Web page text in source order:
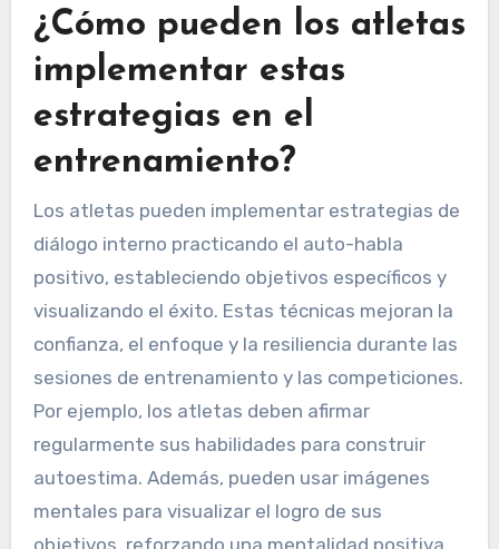
¿Cómo pueden los atletas
implementar estas
estrategias en el
entrenamiento?
Los atletas pueden implementar estrategias de
diálogo interno practicando el auto-habla
positivo, estableciendo objetivos específicos y
visualizando el éxito. Estas técnicas mejoran la
confianza, el enfoque y la resiliencia durante las
sesiones de entrenamiento y las competiciones.
Por ejemplo, los atletas deben afirmar
regularmente sus habilidades para construir
autoestima. Además, pueden usar imágenes
mentales para visualizar el logro de sus
objetivos, reforzando una mentalidad positiva.